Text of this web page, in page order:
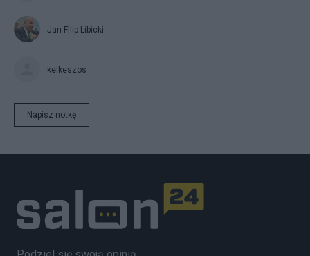
Jan Filip Libicki
kelkeszos
Napisz notkę